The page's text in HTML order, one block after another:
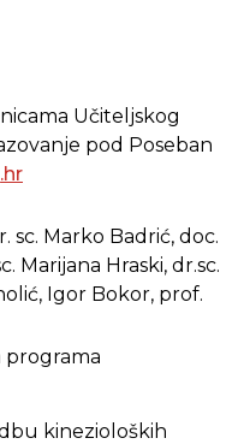
Učiteljskog
pod Poseban
sc. Marko Badrić, doc.
Marijana Hraski, dr.sc.
Igor Bokor, prof.
programa
kinezioloških